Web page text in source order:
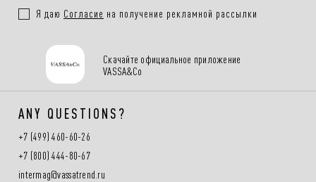
Я даю Согласие на получение рекламной рассылки
Скачайте официальное приложение
VASSA&Co
ANY QUESTIONS?
+7 (499) 460-60-26
+7 (800) 444-80-67
intermag@vassatrend.ru